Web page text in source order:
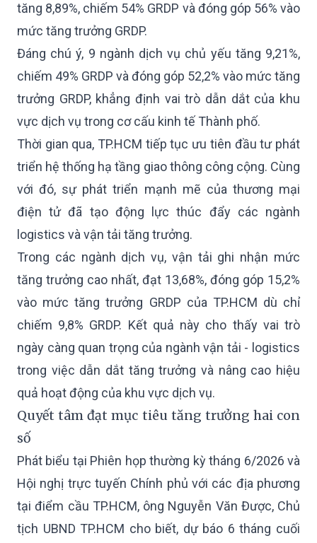
tăng 8,89%, chiếm 54% GRDP và đóng góp 56% vào
mức tăng trưởng GRDP.
Đáng chú ý, 9 ngành dịch vụ chủ yếu tăng 9,21%,
chiếm 49% GRDP và đóng góp 52,2% vào mức tăng
trưởng GRDP, khẳng định vai trò dẫn dắt của khu
vực dịch vụ trong cơ cấu kinh tế Thành phố.
Thời gian qua, TP.HCM tiếp tục ưu tiên đầu tư phát
triển hệ thống hạ tầng giao thông công cộng. Cùng
với đó, sự phát triển mạnh mẽ của thương mại
điện tử đã tạo động lực thúc đẩy các ngành
logistics và vận tải tăng trưởng.
Trong các ngành dịch vụ, vận tải ghi nhận mức
tăng trưởng cao nhất, đạt 13,68%, đóng góp 15,2%
vào mức tăng trưởng GRDP của TP.HCM dù chỉ
chiếm 9,8% GRDP. Kết quả này cho thấy vai trò
ngày càng quan trọng của ngành vận tải - logistics
trong việc dẫn dắt tăng trưởng và nâng cao hiệu
quả hoạt động của khu vực dịch vụ.
Quyết tâm đạt mục tiêu tăng trưởng hai con
số
Phát biểu tại Phiên họp thường kỳ tháng 6/2026 và
Hội nghị trực tuyến Chính phủ với các địa phương
tại điểm cầu TP.HCM, ông Nguyễn Văn Được, Chủ
tịch UBND TP.HCM cho biết, dự báo 6 tháng cuối